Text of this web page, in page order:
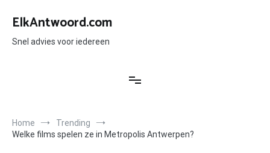
naar
inhoud
ElkAntwoord.com
Snel advies voor iedereen
Home
Trending
Welke films spelen ze in Metropolis Antwerpen?